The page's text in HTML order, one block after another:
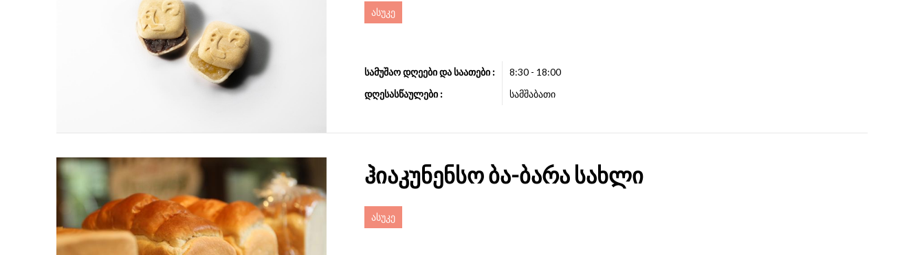
ასუკე
სამუშაო დღეები და საათები :
8:30 - 18:00
დღესასწაულები :
სამშაბათი
ჰიაკუნენსო ბა-ბარა სახლი
ასუკე